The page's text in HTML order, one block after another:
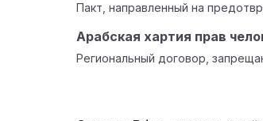
Пакт, направленный на
Арабская хартия прав
Региональный договор,